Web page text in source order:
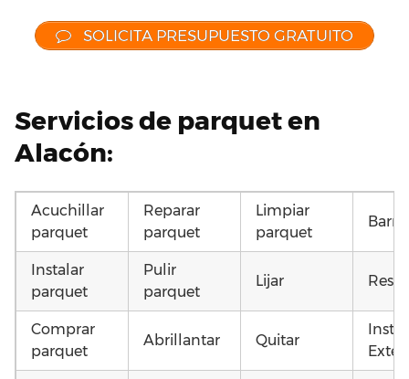
SOLICITA PRESUPUESTO GRATUITO
Servicios de parquet en
Alacón:
Acuchillar
parquet
Reparar
parquet
Limpiar
parquet
Instalar
parquet
Pulir
parquet
Lijar
Comprar
parquet
Abrillantar Quitar